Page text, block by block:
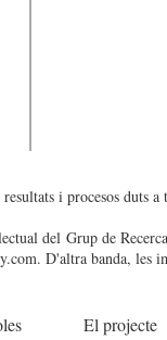
El projecte
i procesos duts
del Grup de
. D'altra banda, les